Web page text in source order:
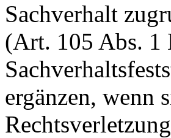
Sachverhalt
(Art. 105 Abs. 1
ergänzen, wenn